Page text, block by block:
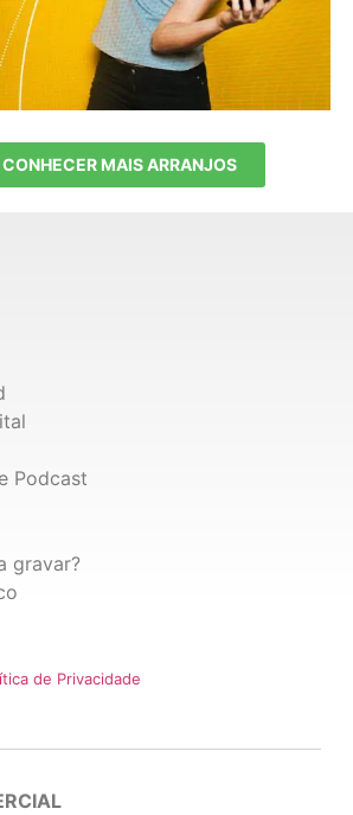
MAIS ARRANJOS
Podcast
gravar?
de Privacidade